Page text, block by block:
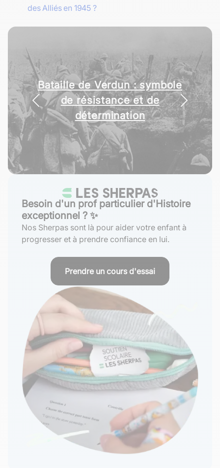
des Alliés en 1945 ?
Bataille de Verdun : symbole
de résistance et de
détermination
Besoin d'un prof particulier d'Histoire
exceptionnel ? ✨
Nos Sherpas sont là pour aider votre enfant à
progresser et à prendre confiance en lui.
Prendre un cours d'essai